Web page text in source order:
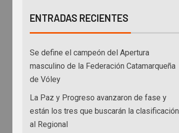
ENTRADAS RECIENTES
Se define el campeón del Apertura
masculino de la Federación Catamarqueña
de Vóley
La Paz y Progreso avanzaron de fase y
están los tres que buscarán la clasificación
al Regional